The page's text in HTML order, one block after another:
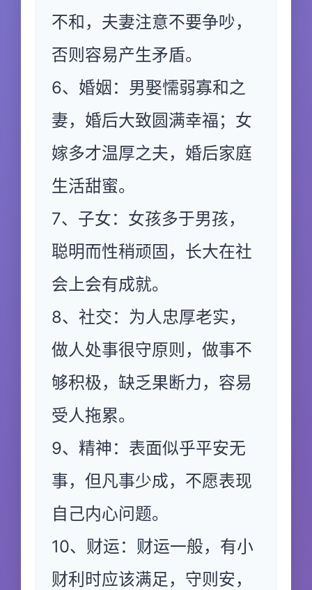
不和，夫妻注意不要争吵，
否则容易产生矛盾。
6、婚姻：男娶懦弱寡和之
妻，婚后大致圆满幸福；女
嫁多才温厚之夫，婚后家庭
生活甜蜜。
7、子女：女孩多于男孩，
聪明而性稍顽固，长大在社
会上会有成就。
8、社交：为人忠厚老实，
做人处事很守原则，做事不
够积极，缺乏果断力，容易
受人拖累。
9、精神：表面似乎平安无
事，但凡事少成，不愿表现
自己内心问题。
10、财运：财运一般，有小
财利时应该满足，守则安，